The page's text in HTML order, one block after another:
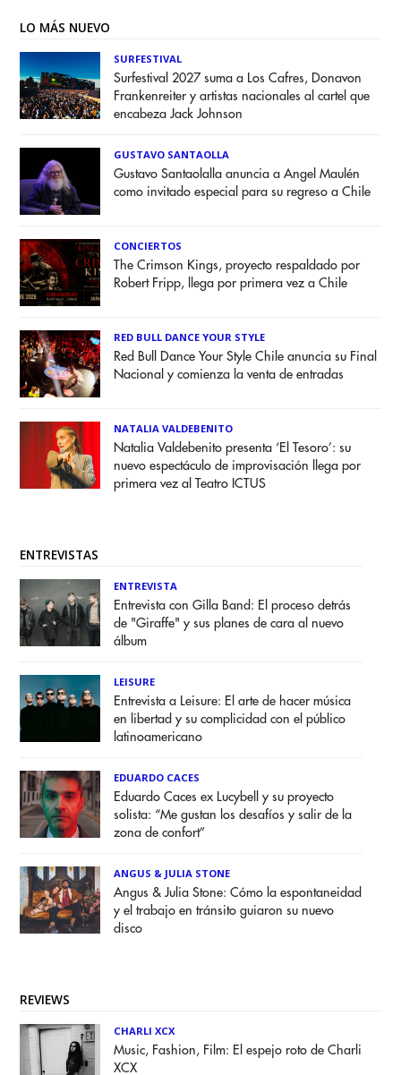
LO MÁS NUEVO
SURFESTIVAL
Surfestival 2027 suma a Los Cafres, Donavon
Frankenreiter y artistas nacionales al cartel que
encabeza Jack Johnson
GUSTAVO SANTAOLLA
Gustavo Santaolalla anuncia a Angel Maulén
como invitado especial para su regreso a Chile
CONCIERTOS
The Crimson Kings, proyecto respaldado por
Robert Fripp, llega por primera vez a Chile
RED BULL DANCE YOUR STYLE
Red Bull Dance Your Style Chile anuncia su Final
Nacional y comienza la venta de entradas
NATALIA VALDEBENITO
Natalia Valdebenito presenta ‘El Tesoro’: su
nuevo espectáculo de improvisación llega por
primera vez al Teatro ICTUS
ENTREVISTAS
ENTREVISTA
Entrevista con Gilla Band: El proceso detrás
de "Giraffe" y sus planes de cara al nuevo
álbum
LEISURE
Entrevista a Leisure: El arte de hacer música
en libertad y su complicidad con el público
latinoamericano
EDUARDO CACES
Eduardo Caces ex Lucybell y su proyecto
solista: “Me gustan los desafíos y salir de la
zona de confort”
ANGUS & JULIA STONE
Angus & Julia Stone: Cómo la espontaneidad
y el trabajo en tránsito guiaron su nuevo
disco
REVIEWS
CHARLI XCX
Music, Fashion, Film: El espejo roto de Charli
XCX